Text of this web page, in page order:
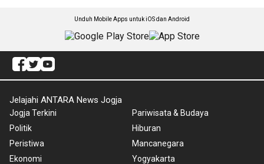
Unduh Mobile Apps untuk iOS dan Android
Jelajahi ANTARA News Jogja
Jogja Terkini
Politik
Peristiwa
Ekonomi
Pariwisata & Budaya
Hiburan
Mancanegara
Yogyakarta